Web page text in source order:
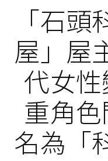
「石
屋」屋
代女
重角
名為「